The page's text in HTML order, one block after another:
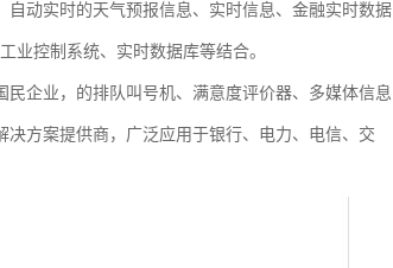
动实时的天气预报信息、实时信息、金融实时数据
业控制系统、实时数据库等结合。
企业，的排队叫号机、满意度评价器、多媒体信息
方案提供商，广泛应用于银行、电力、电信、交